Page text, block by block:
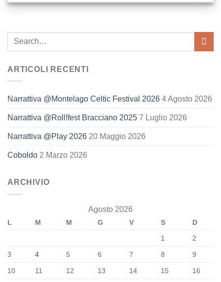
ARTICOLI RECENTI
Narrattiva @Montelago Celtic Festival 2026 4 Agosto 2026
Narrattiva @Roll!fest Bracciano 2025 7 Luglio 2026
Narrattiva @Play 2026 20 Maggio 2026
Coboldo 2 Marzo 2026
ARCHIVIO
Agosto 2026
L M M G V S
D
1
2
3 4 5 6 7 8 9
10 11 12 13 14 15 16